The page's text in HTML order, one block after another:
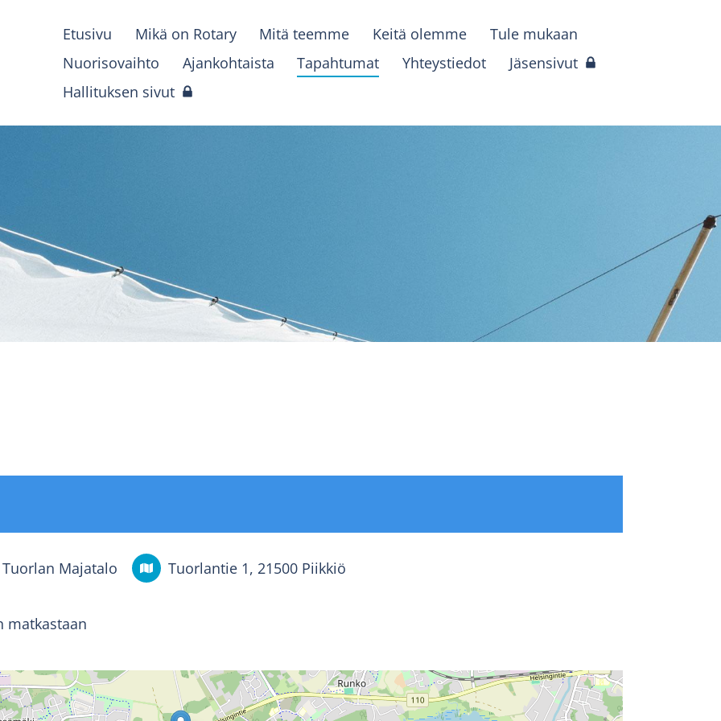
Etusivu Mikä on Rotary Mitä teemme Keitä olemme
Tule mukaan
Nuorisovaihto
Ajankohtaista Tapahtumat Yhteystiedot
Jäsensivut
Hallituksen sivut
Tuorlan Majatalo Tuorlantie 1, 21500 Piikkiö
matkastaan